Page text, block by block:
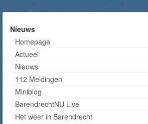
Nieuws
Homepage
Actueel
Nieuws
112 Meldingen
Miniblog
BarendrechtNU Live
Het weer in Barendrecht